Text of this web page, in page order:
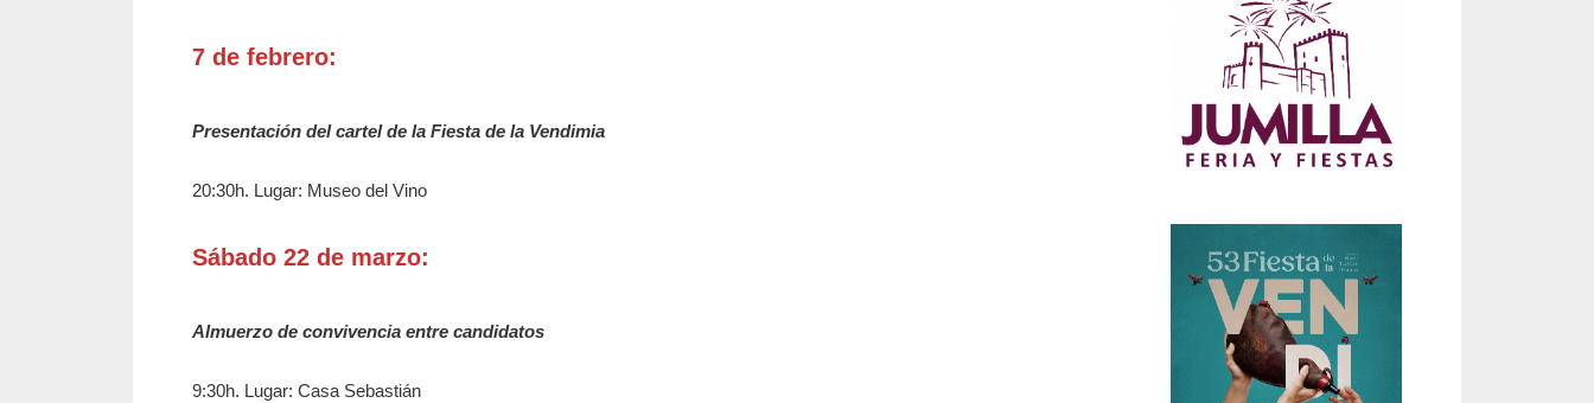
7 de febrero:
Presentación del cartel de la Fiesta de la Vendimia
20:30h. Lugar: Museo del Vino
Sábado 22 de marzo:
Almuerzo de convivencia entre candidatos
9:30h. Lugar: Casa Sebastián